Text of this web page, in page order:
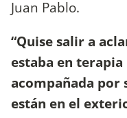
Juan Pablo.
“Quise salir a
estaba en
acompañada por
están en el